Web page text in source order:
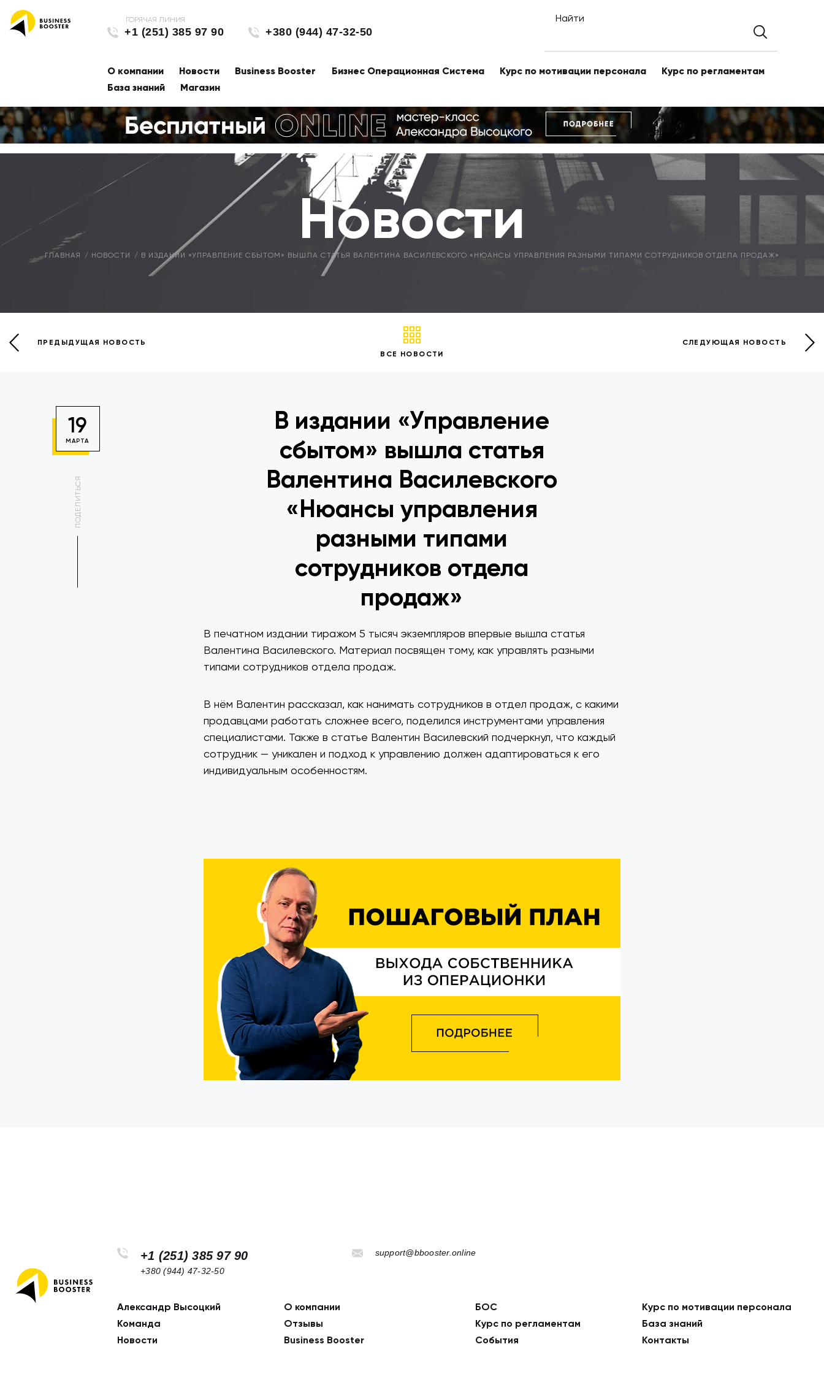
+1 (251) 385 97 90 +380 (944) 47-32-50
Найти
О компании Новости Business Booster Бизнес Операционная Система Курс по мотивации персонала
Курс по регламентам
База знаний
Магазин
Новости
ГЛАВНАЯ НОВОСТИ В ИЗДАНИИ «УПРАВЛЕНИЕ СБЫТОМ» ВЫШЛА СТАТЬЯ ВАЛЕНТИНА ВАСИЛЕВСКОГО «НЮАНСЫ УПРАВЛЕНИЯ РАЗНЫМИ ТИПАМИ СОТРУДНИКОВ ОТДЕЛА ПРОДАЖ»
ПРЕДЫДУЩАЯ НОВОСТЬ
ВСЕ НОВОСТИ
СЛЕДУЮЩАЯ НОВОСТЬ
19
МАРТА
ПОДЕЛИТЬСЯ
В издании «Управление
сбытом» вышла статья
Валентина Василевского
«Нюансы управления
разными типами
сотрудников отдела
продаж»
В печатном издании тиражом 5 тысяч экземпляров впервые вышла статья
Валентина Василевского. Материал посвящен тому, как управлять разными
типами сотрудников отдела продаж.
В нём Валентин рассказал, как нанимать сотрудников в отдел продаж, с какими
продавцами работать сложнее всего, поделился инструментами управления
специалистами. Также в статье Валентин Василевский подчеркнул, что каждый
сотрудник — уникален и подход к управлению должен адаптироваться к его
индивидуальным особенностям.
+1 (251) 385 97 90
+380 (944) 47-32-50
support@bbooster.online
Footer
navigation
Александр Высоцкий
О компании
Команда
Отзывы
Новости
Business Booster
БОС
Курс по мотивации персонала
Курс по регламентам
База знаний
События
Контакты